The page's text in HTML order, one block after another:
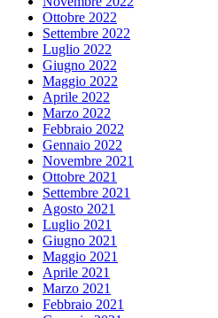
Ottobre 2022
Settembre 2022
Luglio 2022
Giugno 2022
Maggio 2022
Aprile 2022
Marzo 2022
Febbraio 2022
Gennaio 2022
Novembre 2021
Ottobre 2021
Settembre 2021
Agosto 2021
Luglio 2021
Giugno 2021
Maggio 2021
Aprile 2021
Marzo 2021
Febbraio 2021